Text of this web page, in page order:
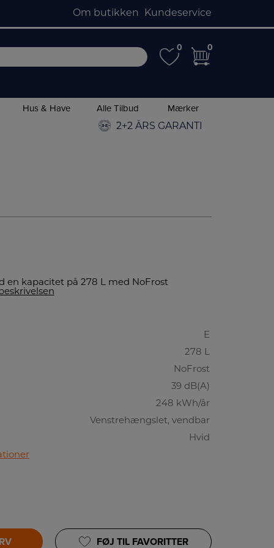
Om butikken Kundeservice
0
0 0
0
Hus & Have Alle Tilbud Mærker
2+2 ÅRS GARANTI
en kapacitet på 278 L med NoFrost
E
278 L
NoFrost
39 dB(A)
248 kWh/år
Venstrehængslet, vendbar
Hvid
FØJ TIL FAVORITTER